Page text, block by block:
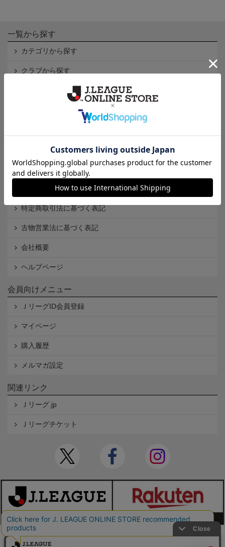
一覧から探す
カテゴリから探す
クラブから探す
Ｊ2
インフォメーション
個人情報保護方針
Cookieポリシー
特定商取引法に基づく表記
古物営業法に基づく表記
会社概要
ヘルプページ
会員向けメニュー
ＪリーグID会員登録
マイページ
購入履歴
メルマガ設定
関連リンク
Ｊリーグ.jp
Ｊリーグチケット